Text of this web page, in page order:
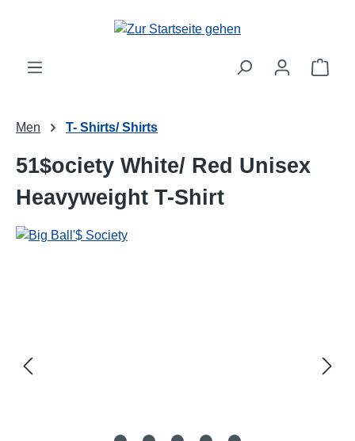
Men T- Shirts/ Shirts
51$ociety White/ Red Unisex
Heavyweight T-Shirt